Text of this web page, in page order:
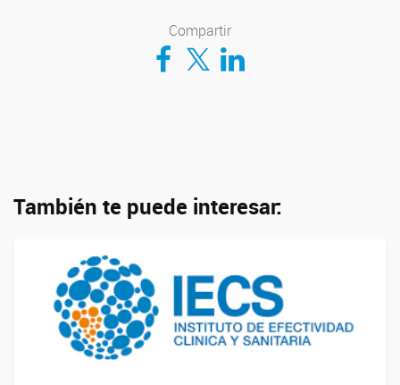
Compartir
Compartir en Facebook Compartir en Twitter Compartir en LinkedIn
También te puede interesar: